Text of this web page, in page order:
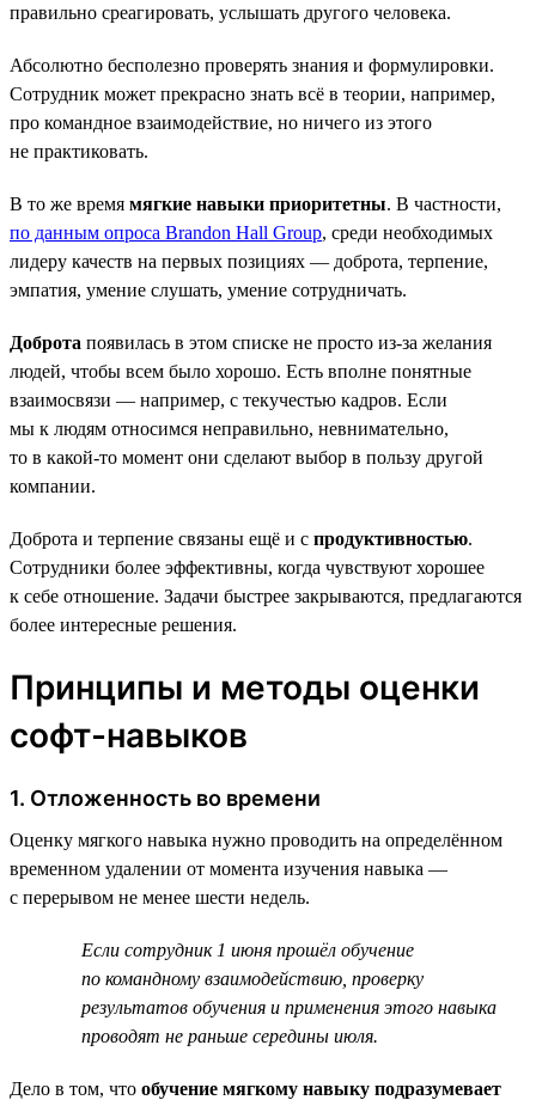
правильно среагировать, услышать другого человека.
Абсолютно бесполезно проверять знания и формулировки.
Сотрудник может прекрасно знать всё в теории, например,
про командное взаимодействие, но ничего из этого
не практиковать.
В то же время мягкие навыки приоритетны. В частности,
по данным опроса Brandon Hall Group, среди необходимых
лидеру качеств на первых позициях — доброта, терпение,
эмпатия, умение слушать, умение сотрудничать.
Доброта появилась в этом списке не просто из-за желания
людей, чтобы всем было хорошо. Есть вполне понятные
взаимосвязи — например, с текучестью кадров. Если
мы к людям относимся неправильно, невнимательно,
то в какой-то момент они сделают выбор в пользу другой
компании.
Доброта и терпение связаны ещё и с продуктивностью.
Сотрудники более эффективны, когда чувствуют хорошее
к себе отношение. Задачи быстрее закрываются, предлагаются
более интересные решения.
Принципы и методы оценки
софт-навыков
1. Отложенность во времени
Оценку мягкого навыка нужно проводить на определённом
временном удалении от момента изучения навыка —
с перерывом не менее шести недель.
Если сотрудник 1 июня прошёл обучение
по командному взаимодействию, проверку
результатов обучения и применения этого навыка
проводят не раньше середины июля.
Дело в том, что обучение мягкому навыку подразумевает